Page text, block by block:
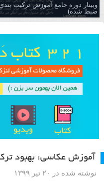
وبینار دوره جامع آموزش تركيب
ضبط شده)
آموزش عکاسی: بهبود
نوشته شده در ۲۰ تیر ۱۳۹۹